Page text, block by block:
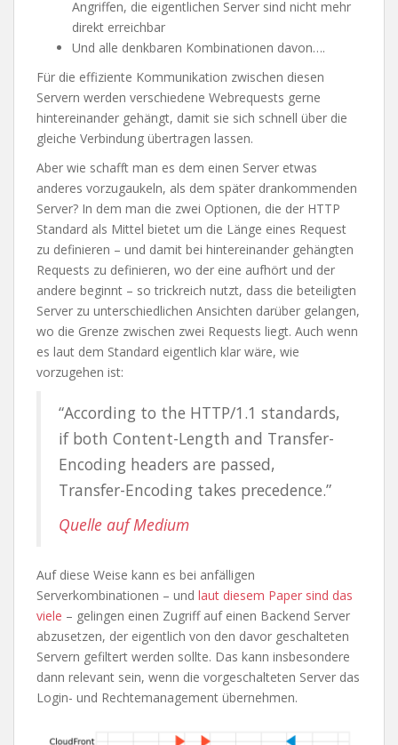
Angriffen, die eigentlichen Server sind nicht mehr
direkt erreichbar
Und alle denkbaren Kombinationen davon….
Für die effiziente Kommunikation zwischen diesen
Servern werden verschiedene Webrequests gerne
hintereinander gehängt, damit sie sich schnell über die
gleiche Verbindung übertragen lassen.
Aber wie schafft man es dem einen Server etwas
anderes vorzugaukeln, als dem später drankommenden
Server? In dem man die zwei Optionen, die der HTTP
Standard als Mittel bietet um die Länge eines Request
zu definieren – und damit bei hintereinander gehängten
Requests zu definieren, wo der eine aufhört und der
andere beginnt – so trickreich nutzt, dass die beteiligten
Server zu unterschiedlichen Ansichten darüber gelangen,
wo die Grenze zwischen zwei Requests liegt. Auch wenn
es laut dem Standard eigentlich klar wäre, wie
vorzugehen ist:
“According to the HTTP/1.1 standards,
if both Content-Length and Transfer-
Encoding headers are passed,
Transfer-Encoding takes precedence.”
Quelle auf Medium
Auf diese Weise kann es bei anfälligen
Serverkombinationen – und laut diesem Paper sind das
viele – gelingen einen Zugriff auf einen Backend Server
abzusetzen, der eigentlich von den davor geschalteten
Servern gefiltert werden sollte. Das kann insbesondere
dann relevant sein, wenn die vorgeschalteten Server das
Login- und Rechtemanagement übernehmen.